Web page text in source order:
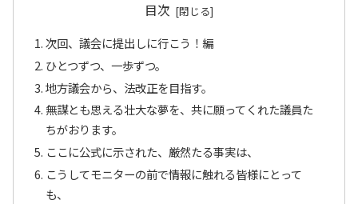
目次
次回、議会に提出しに行こう！編
ひとつずつ、一歩ずつ。
地方議会から、法改正を目指す。
無謀とも思える壮大な夢を、共に願ってくれた議員た
ちがおります。
ここに公式に示された、厳然たる事実は、
こうしてモニターの前で情報に触れる皆様にとって
も、